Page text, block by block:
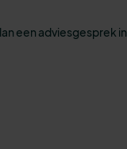
een adviesgesprek in